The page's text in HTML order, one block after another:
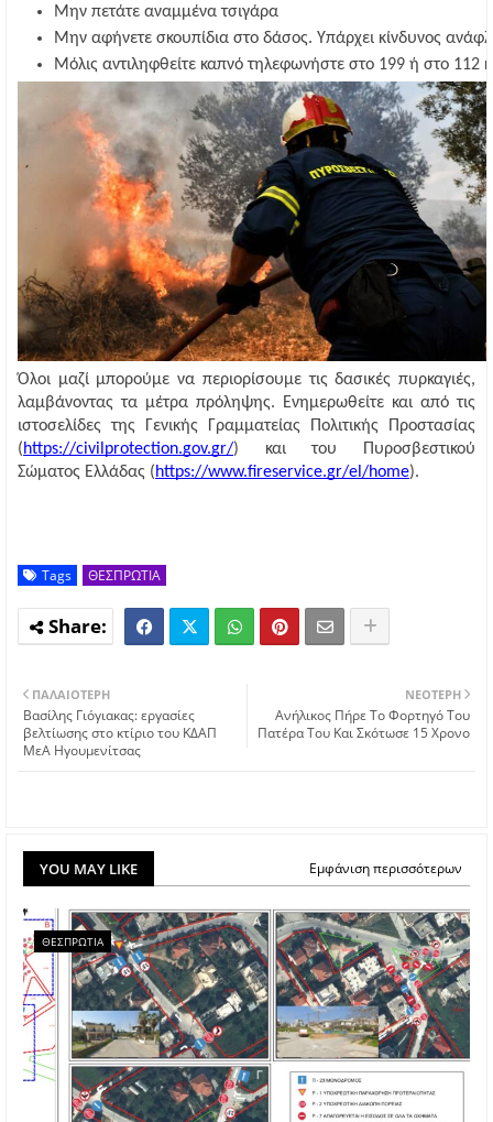
Μην πετάτε αναμμένα τσιγάρα
Μην αφήνετε σκουπίδια στο δάσος. Υπάρχει κίνδυνος
Μόλις αντιληφθείτε καπνό τηλεφωνήστε στο 199 ή στο 112
Όλοι μαζί μπορούμε να περιορίσουμε τις δασικές πυρκαγιές,
λαμβάνοντας τα μέτρα πρόληψης. Ενημερωθείτε και από τις
ιστοσελίδες της Γενικής Γραμματείας Πολιτικής Προστασίας
(https://civilprotection.gov.gr/) και του Πυροσβεστικού
Σώματος Ελλάδας (https://www.fireservice.gr/el/home).
Tags ΘΕΣΠΡΩΤΙΑ
ΝΕΌΤΕΡΗ
Ανήλικος Πήρε Το Φορτηγό Του
Πατέρα Του Και Σκότωσε 15 Χρονο
ΠΑΛΑΙΌΤΕΡΗ
Βασίλης Γιόγιακας: εργασίες
βελτίωσης στο κτίριο του ΚΔΑΠ
ΜεΑ Ηγουμενίτσας
YOU MAY LIKE Εμφάνιση περισσότερων
ΘΕΣΠΡΩΤΙΑ